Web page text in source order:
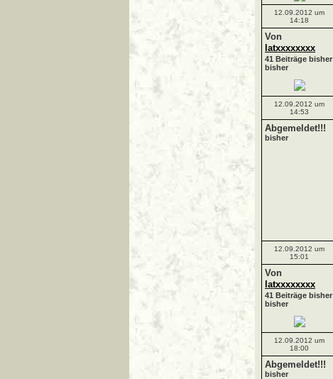
12.09.2012 um
14:18
Von
latxxxxxxxx
41 Beiträge bisher
bisher
12.09.2012 um
14:53
Abgemeldet!!!
bisher
12.09.2012 um
15:01
Von
latxxxxxxxx
41 Beiträge bisher
bisher
12.09.2012 um
18:00
Abgemeldet!!!
bisher